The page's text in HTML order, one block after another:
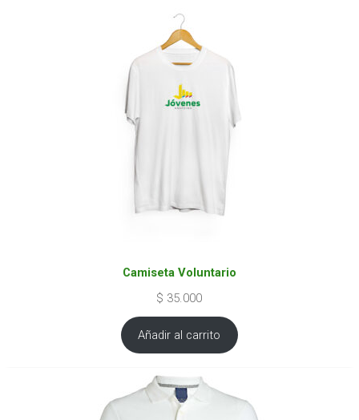
Camiseta Voluntario
$ 35.000
Añadir al carrito